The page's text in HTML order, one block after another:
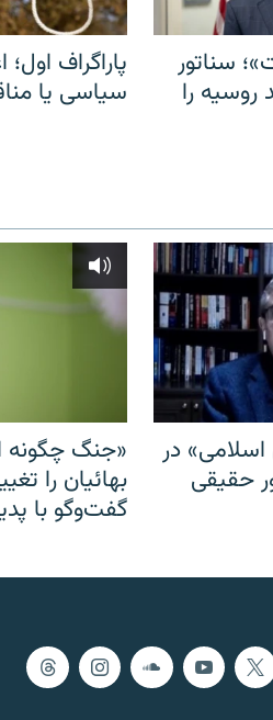
سناتور
روسیه را
پاراگراف اول؛
سیاسی یا
در
حقیقی
«جنگ چگونه
بهائیان را
گفت‌وگو با